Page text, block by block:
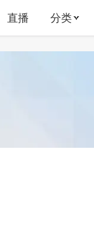
直播 分类